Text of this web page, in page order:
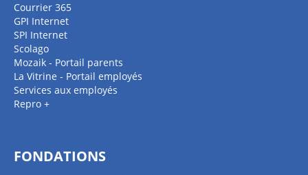
Courrier 365
GPI Internet
SPI Internet
Scolago
Mozaik - Portail parents
La Vitrine - Portail employés
Services aux employés
Repro +
FONDATIONS